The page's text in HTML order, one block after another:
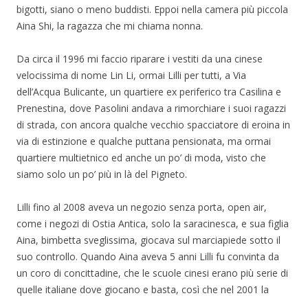
bigotti, siano o meno buddisti. Eppoi nella camera più piccola
Aina Shi, la ragazza che mi chiama nonna.
Da circa il 1996 mi faccio riparare i vestiti da una cinese
velocissima di nome Lin Li, ormai Lilli per tutti, a Via
dell’Acqua Bulicante, un quartiere ex periferico tra Casilina e
Prenestina, dove Pasolini andava a rimorchiare i suoi ragazzi
di strada, con ancora qualche vecchio spacciatore di eroina in
via di estinzione e qualche puttana pensionata, ma ormai
quartiere multietnico ed anche un po’ di moda, visto che
siamo solo un po’ più in là del Pigneto.
Lilli fino al 2008 aveva un negozio senza porta, open air,
come i negozi di Ostia Antica, solo la saracinesca, e sua figlia
Aina, bimbetta sveglissima, giocava sul marciapiede sotto il
suo controllo. Quando Aina aveva 5 anni Lilli fu convinta da
un coro di concittadine, che le scuole cinesi erano più serie di
quelle italiane dove giocano e basta, così che nel 2001 la